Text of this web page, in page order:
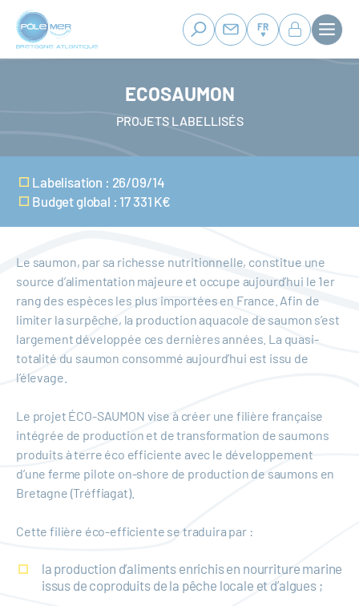
Panneau de gestion des cookies
Aller
contenu
FR
ECOSAUMON
PROJETS LABELLISÉS
Labelisation : 26/09/14
Budget global : 17 331 K€
Le saumon, par sa richesse nutritionnelle, constitue une
source d’alimentation majeure et occupe aujourd’hui le 1er
rang des espèces les plus importées en France. Afin de
limiter la surpêche, la production aquacole de saumon s’est
largement développée ces dernières années. La quasi-
totalité du saumon consommé aujourd’hui est issu de
l’élevage.
Le projet ÉCO-SAUMON vise à créer une filière française
intégrée de production et de transformation de saumons
produits à terre éco efficiente avec le développement
d’une ferme pilote on-shore de production de saumons en
Bretagne (Tréffiagat).
Cette filière éco-efficiente se traduira par :
la production d’aliments enrichis en nourriture marine
issus de coproduits de la pêche locale et d’algues ;